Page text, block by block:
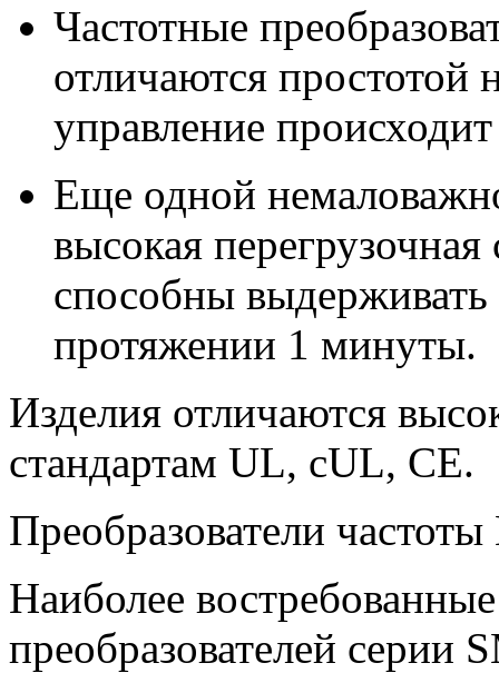
Частотные
отличаются простотой
управление
Еще одной
высокая
способны
протяжении 1 минуты.
Изделия отличаются
стандартам UL, cUL, CE.
Преобразователи
Наиболее
преобразователей серии